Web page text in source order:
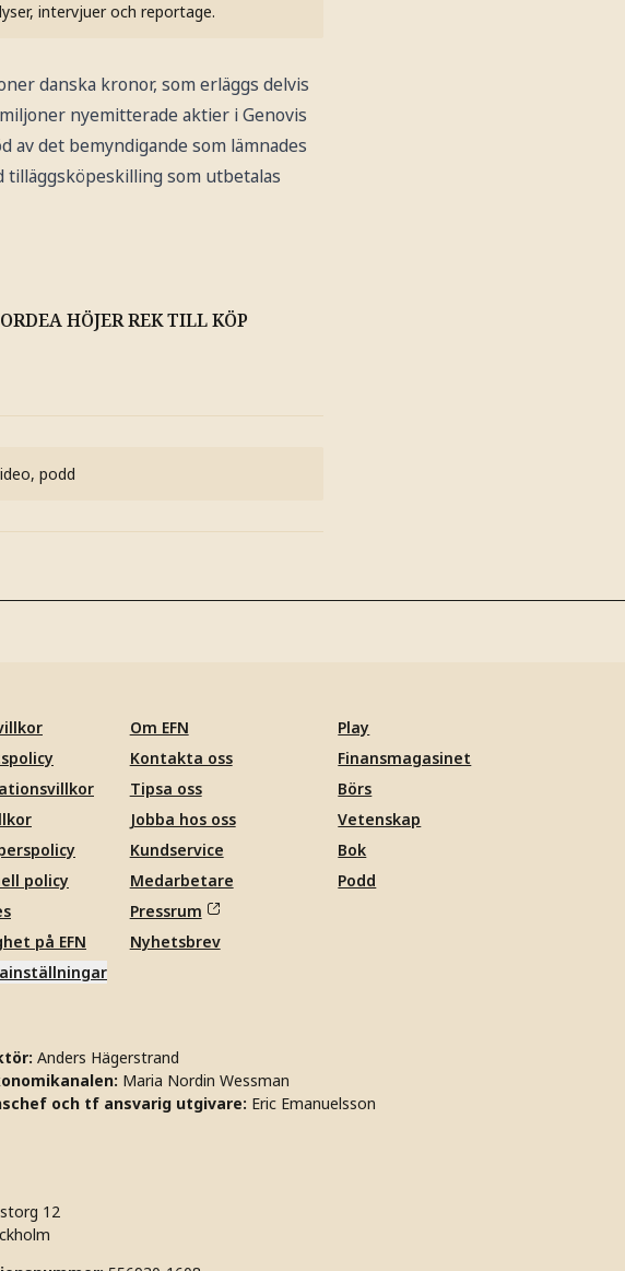
intervjuer och reportage.
danska kronor, som erläggs delvis
nyemitterade aktier i Genovis
det bemyndigande som lämnades
tilläggsköpeskilling som utbetalas
HÖJER REK TILL KÖP
podd
policy
på EFN
Om EFN
Kontakta oss
Tipsa oss
Jobba hos oss
Kundservice
Medarbetare
Pressrum
Nyhetsbrev
Play
Finansmagasinet
Börs
Vetenskap
Bok
Podd
Anders Hägerstrand
Maria Nordin Wessman
och tf ansvarig utgivare: Eric Emanuelsson
12